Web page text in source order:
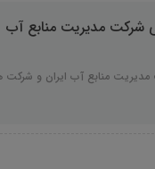
شرکت مدیریت منابع آب
مدیریت منابع آب ایران و شرکت